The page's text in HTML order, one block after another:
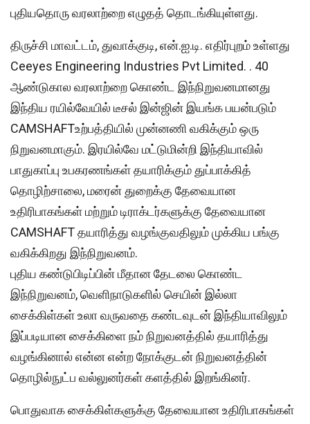
புதியதொரு வரலாற்றை எழுதத் தொடங்கியுள்ளது.
திருச்சி மாவட்டம், துவாக்குடி, என்.ஐ.டி. எதிர்புறம் உள்ளது
Ceeyes Engineering Industries Pvt Limited. . 40
ஆண்டுகால வரலாற்றை கொண்ட இந்நிறுவனமானது
இந்திய ரயில்வேயில் டீசல் இன்ஜின் இயங்க பயன்படும்
CAMSHAFTஉற்பத்தியில் முன்னணி வகிக்கும் ஒரு
நிறுவனமாகும். இரயில்வே மட்டுமின்றி இந்தியாவில்
பாதுகாப்பு உபகரணங்கள் தயாரிக்கும் துப்பாக்கித்
தொழிற்சாலை, மரைன் துறைக்கு தேவையான
உதிரிபாகங்கள் மற்றும் டிராக்டர்களுக்கு தேவையான
CAMSHAFT தயாரித்து வழங்குவதிலும் முக்கிய பங்கு
வகிக்கிறது இந்நிறுவனம்.
புதிய கண்டுபிடிப்பின் மீதான தேடலை கொண்ட
இந்நிறுவனம், வெளிநாடுகளில் செயின் இல்லா
சைக்கிள்கள் உலா வருவதை கண்டவுடன் இந்தியாவிலும்
இப்படியான சைக்கிளை நம் நிறுவனத்தில் தயாரித்து
வழங்கினால் என்ன என்ற நோக்குடன் நிறுவனத்தின்
தொழில்நுட்ப வல்லுனர்கள் களத்தில் இறங்கினர்.
பொதுவாக சைக்கிள்களுக்கு தேவையான உதிரிபாகங்கள்